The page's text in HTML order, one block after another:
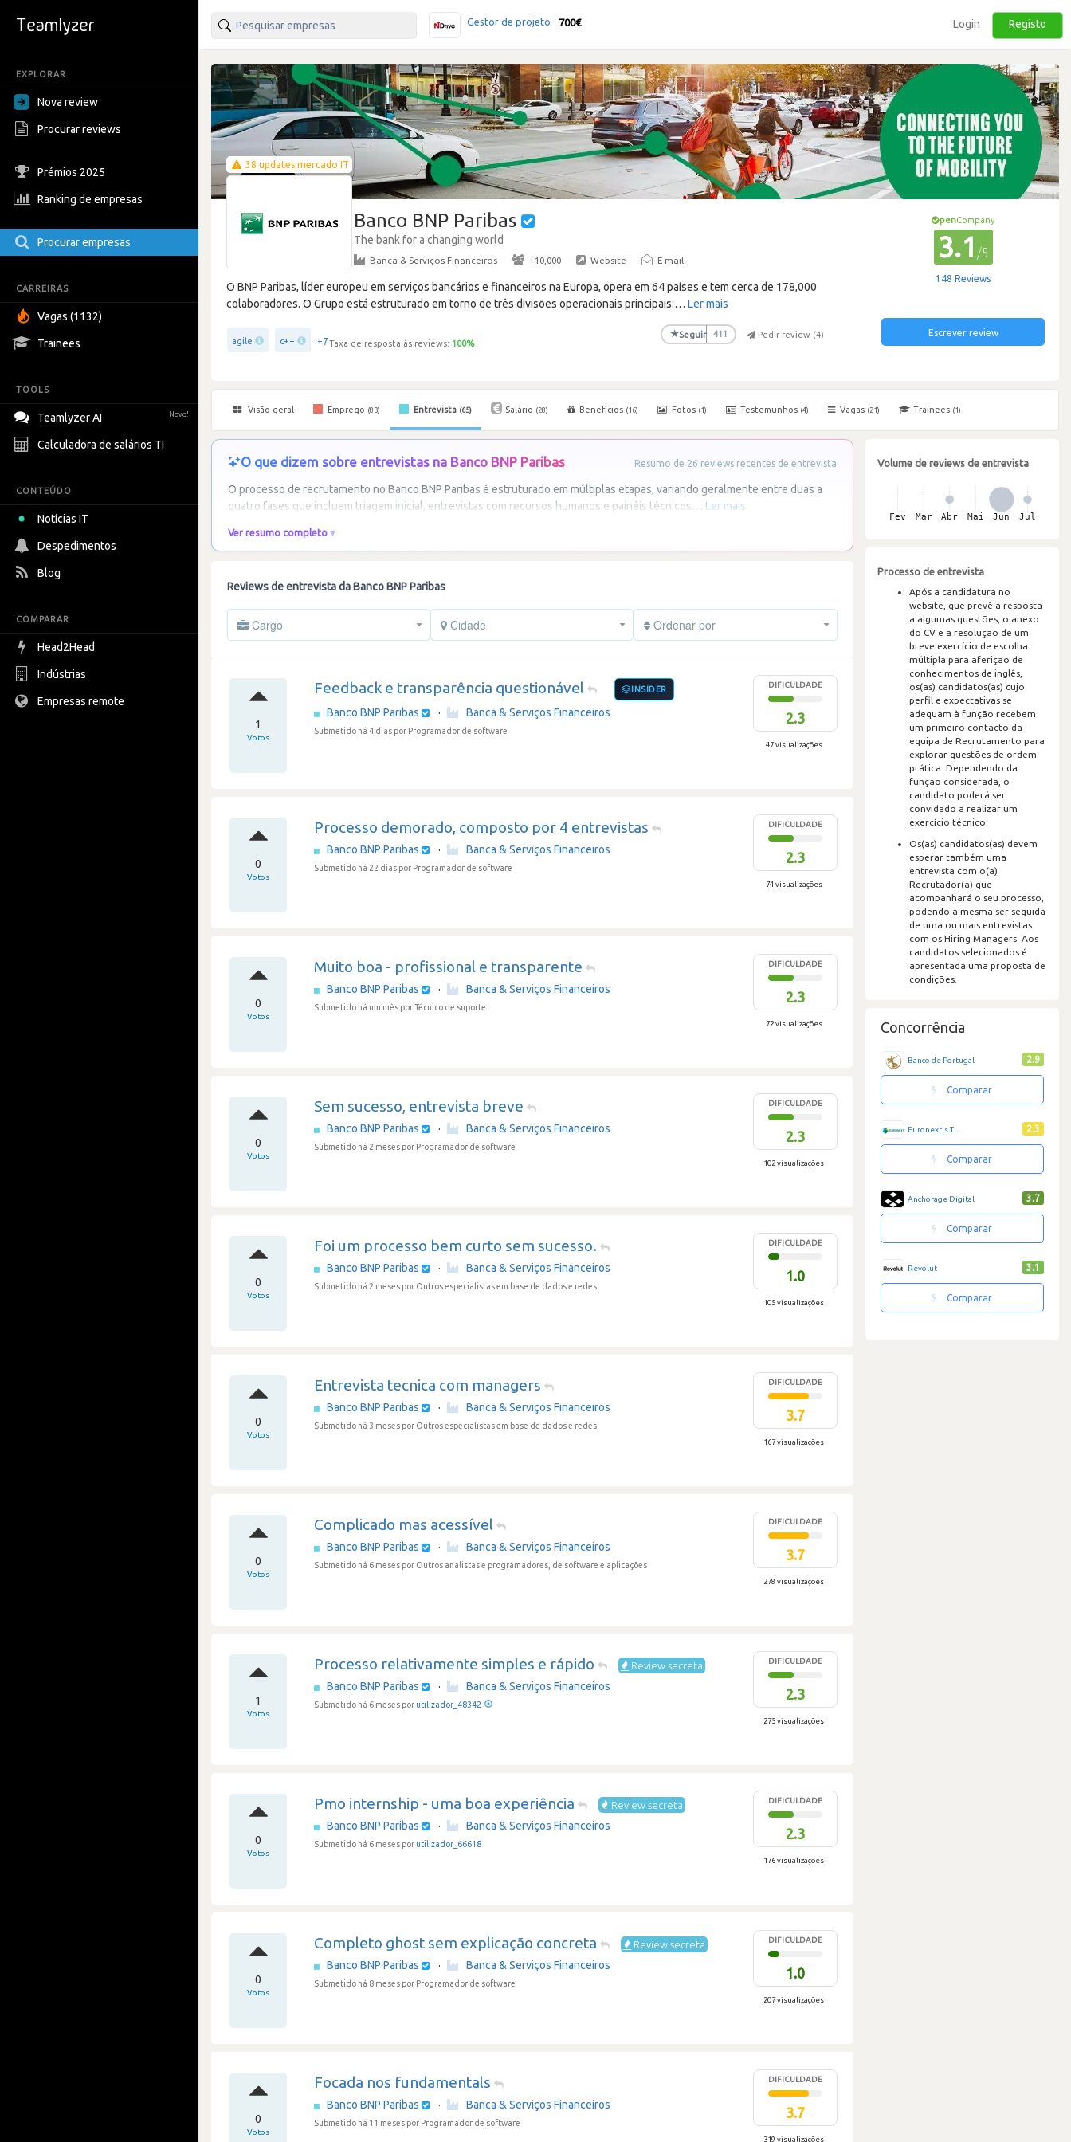
EXPLORAR
Nova review
Procurar reviews
Prémios 2025
Ranking de empresas
Procurar empresas
CARREIRAS
Vagas (1132)
Trainees
TOOLS
Teamlyzer AI Novo!
Calculadora de salários TI
CONTEÚDO
Notícias IT
Despedimentos
Blog
COMPARAR
Head2Head
Indústrias
Empresas remote
Gestor de projeto 700€ Login Registo
38 updates mercado IT
Banco BNP Paribas
The bank for a changing world
Banca & Serviços Financeiros · +10,000 · Website · E-mail
O BNP Paribas, líder europeu em serviços bancários e financeiros na Europa, opera em 64 países e tem cerca de 178,000
colaboradores. O Grupo está estruturado em torno de três divisões operacionais principais:… Ler mais
agile c++ +7Taxa de resposta às reviews: 100%
★Seguir 411 Pedir review (4)
penCompany
3.1 /5
148 Reviews
Escrever review
Visão geral Emprego (83) Entrevista (65) Salário (28) Benefícios (16) Fotos (1) Testemunhos (4) Vagas (21) Trainees (1)
O que dizem sobre entrevistas na Banco BNP Paribas Resumo de 26 reviews recentes de entrevista
O processo de recrutamento no Banco BNP Paribas é estruturado em múltiplas etapas, variando geralmente entre duas a
quatro fases que incluem triagem inicial, entrevistas com recursos humanos e painéis técnicos… Ler mais
Ver resumo completo
Reviews de entrevista da Banco BNP Paribas
Cargo Cidade Ordenar por
1
Votos
Feedback e transparência questionável INSIDER
Banco BNP Paribas · Banca & Serviços Financeiros
Submetido há 4 dias por Programador de software
DIFICULDADE
2.3
47 visualizações
0
Votos
Processo demorado, composto por 4 entrevistas
Banco BNP Paribas · Banca & Serviços Financeiros
Submetido há 22 dias por Programador de software
DIFICULDADE
2.3
74 visualizações
0
Votos
Muito boa - profissional e transparente
Banco BNP Paribas · Banca & Serviços Financeiros
Submetido há um mês por Técnico de suporte
DIFICULDADE
2.3
72 visualizações
0
Votos
Sem sucesso, entrevista breve
Banco BNP Paribas · Banca & Serviços Financeiros
Submetido há 2 meses por Programador de software
DIFICULDADE
2.3
102 visualizações
0
Votos
Foi um processo bem curto sem sucesso.
Banco BNP Paribas · Banca & Serviços Financeiros
Submetido há 2 meses por Outros especialistas em base de dados e redes
DIFICULDADE
1.0
105 visualizações
0
Votos
Entrevista tecnica com managers
Banco BNP Paribas · Banca & Serviços Financeiros
Submetido há 3 meses por Outros especialistas em base de dados e redes
DIFICULDADE
3.7
167 visualizações
0
Votos
Complicado mas acessível
Banco BNP Paribas · Banca & Serviços Financeiros
Submetido há 6 meses por Outros analistas e programadores, de software e aplicações
DIFICULDADE
3.7
278 visualizações
1
Votos
Processo relativamente simples e rápido Review secreta
Banco BNP Paribas · Banca & Serviços Financeiros
Submetido há 6 meses por utilizador_48342
DIFICULDADE
2.3
275 visualizações
0
Votos
Pmo internship - uma boa experiência Review secreta
Banco BNP Paribas · Banca & Serviços Financeiros
Submetido há 6 meses por utilizador_66618
DIFICULDADE
2.3
176 visualizações
0
Votos
Completo ghost sem explicação concreta Review secreta
Banco BNP Paribas · Banca & Serviços Financeiros
Submetido há 8 meses por Programador de software
DIFICULDADE
1.0
207 visualizações
0
Votos
Focada nos fundamentals
Banco BNP Paribas · Banca & Serviços Financeiros
Submetido há 11 meses por Programador de software
DIFICULDADE
3.7
319 visualizações
Volume de reviews de entrevista
Processo de entrevista
Após a candidatura no
website, que prevê a resposta
a algumas questões, o anexo
do CV e a resolução de um
breve exercício de escolha
múltipla para aferição de
conhecimentos de inglês,
os(as) candidatos(as) cujo
perfil e expectativas se
adequam à função recebem
um primeiro contacto da
equipa de Recrutamento para
explorar questões de ordem
prática. Dependendo da
função considerada, o
candidato poderá ser
convidado a realizar um
exercício técnico.
Os(as) candidatos(as) devem
esperar também uma
entrevista com o(a)
Recrutador(a) que
acompanhará o seu processo,
podendo a mesma ser seguida
de uma ou mais entrevistas
com os Hiring Managers. Aos
candidatos selecionados é
apresentada uma proposta de
condições.
Concorrência
Banco de Portugal 2.9
Comparar
Euronext's T... 2.3
Comparar
Anchorage Digital 3.7
Comparar
Revolut 3.1
Comparar